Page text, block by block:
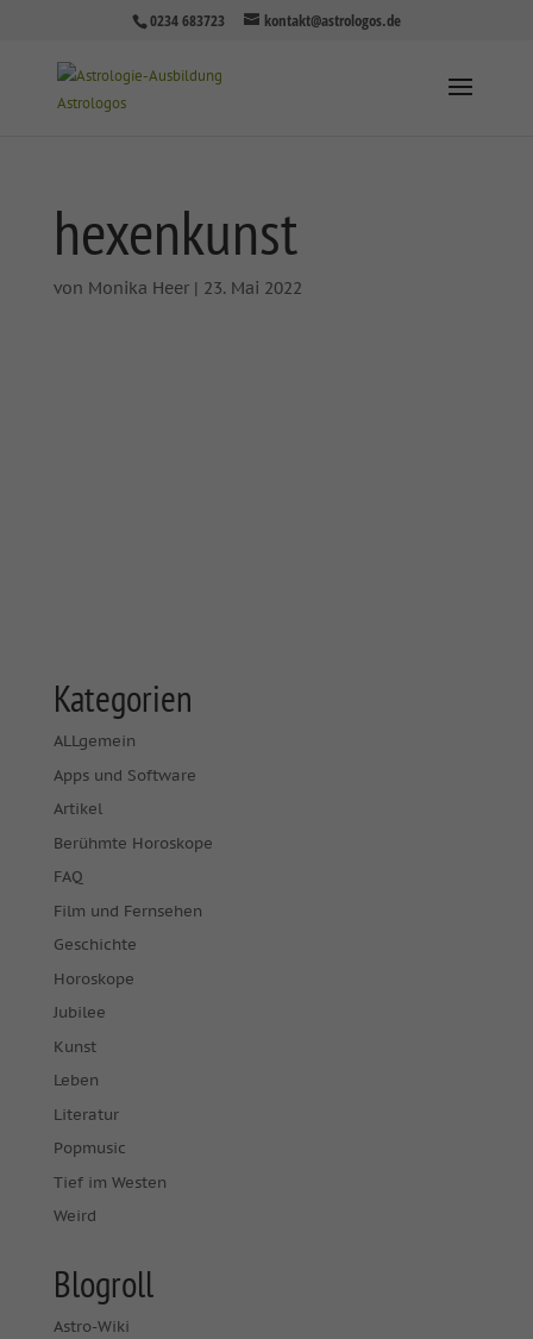
0234 683723 kontakt@astrologos.de
hexenkunst
von Monika Heer| 23. Mai 2022
Kategorien
ALLgemein
Apps und Software
Artikel
Berühmte Horoskope
FAQ
Film und Fernsehen
Geschichte
Horoskope
Jubilee
Kunst
Leben
Literatur
Popmusic
Tief im Westen
Weird
Blogroll
Astro-Wiki